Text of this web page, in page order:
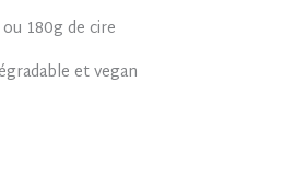
180g de cire
et vegan